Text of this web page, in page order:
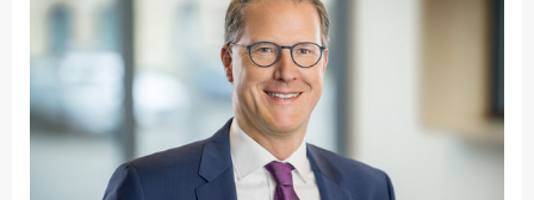
Fakultät
Ingenieurwissenschaften
und Informatik
Fakultät Management,
Kultur und Technik
Fakultät Wirtschafts- und
Sozialwissenschaften